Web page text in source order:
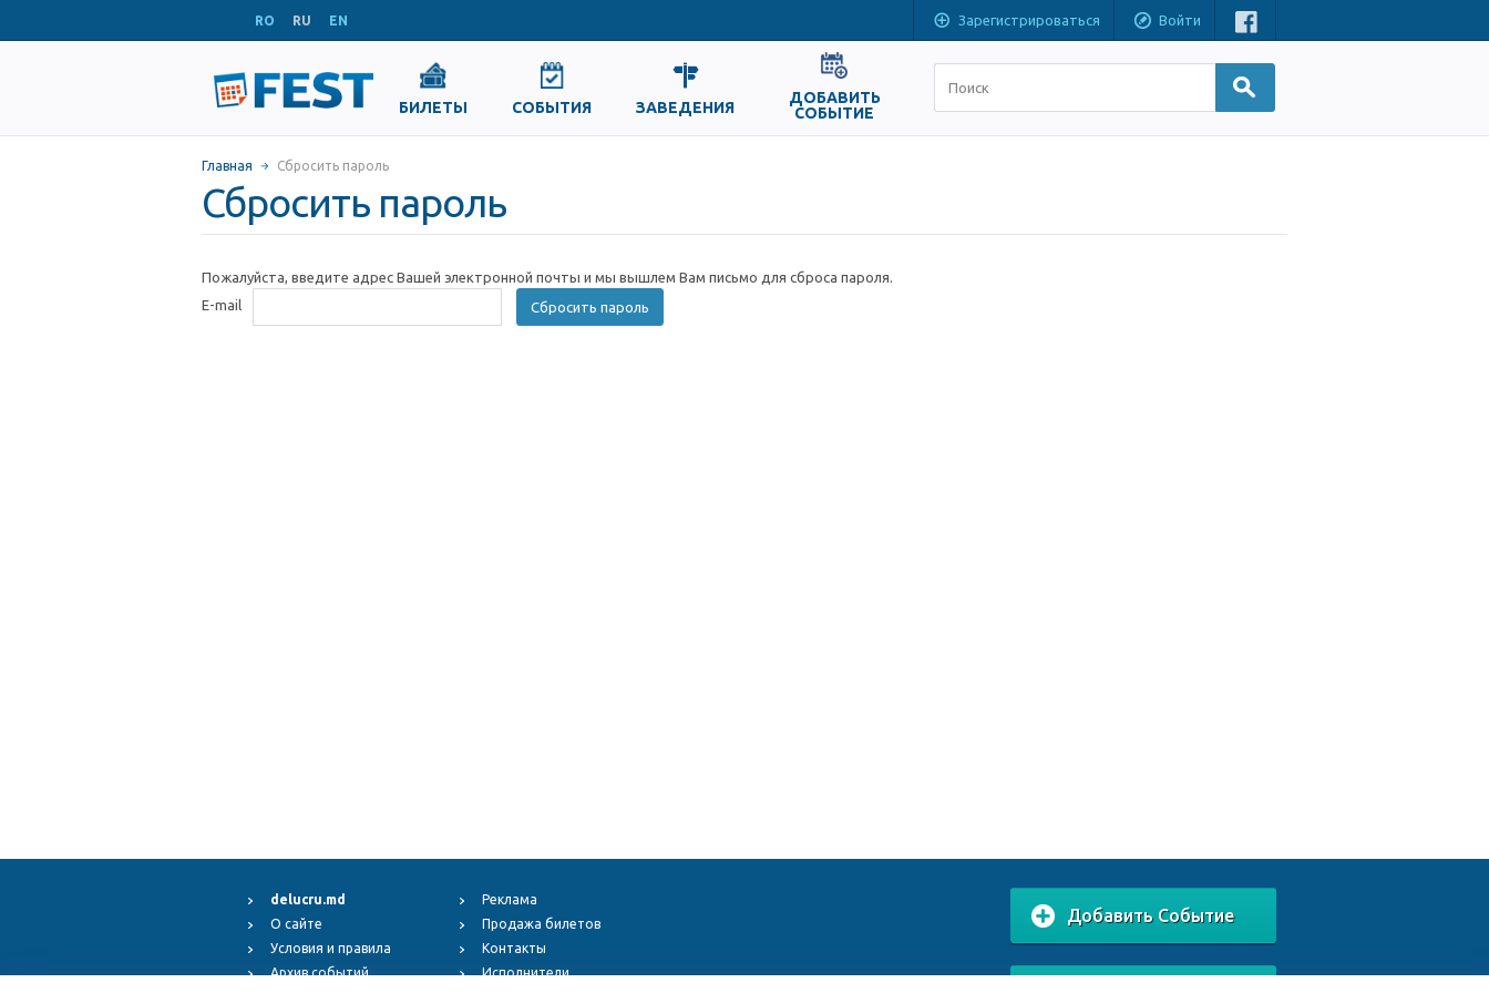
RO RU EN Зарегистрироваться Войти
БИЛЕТЫ СОБЫТИЯ ЗАВЕДЕНИЯ
ДОБАВИТЬ
СОБЫТИЕ
Главная Сбросить пароль
Сбросить пароль
Пожалуйста, введите адрес Вашей электронной почты и мы вышлем Вам письмо для сброса пароля.
E-mail
Сбросить пароль
delucru.md
О сайте
Условия и правила
Архив событий
Реклама
Продажа билетов
Контакты
Исполнители
Добавить Событие